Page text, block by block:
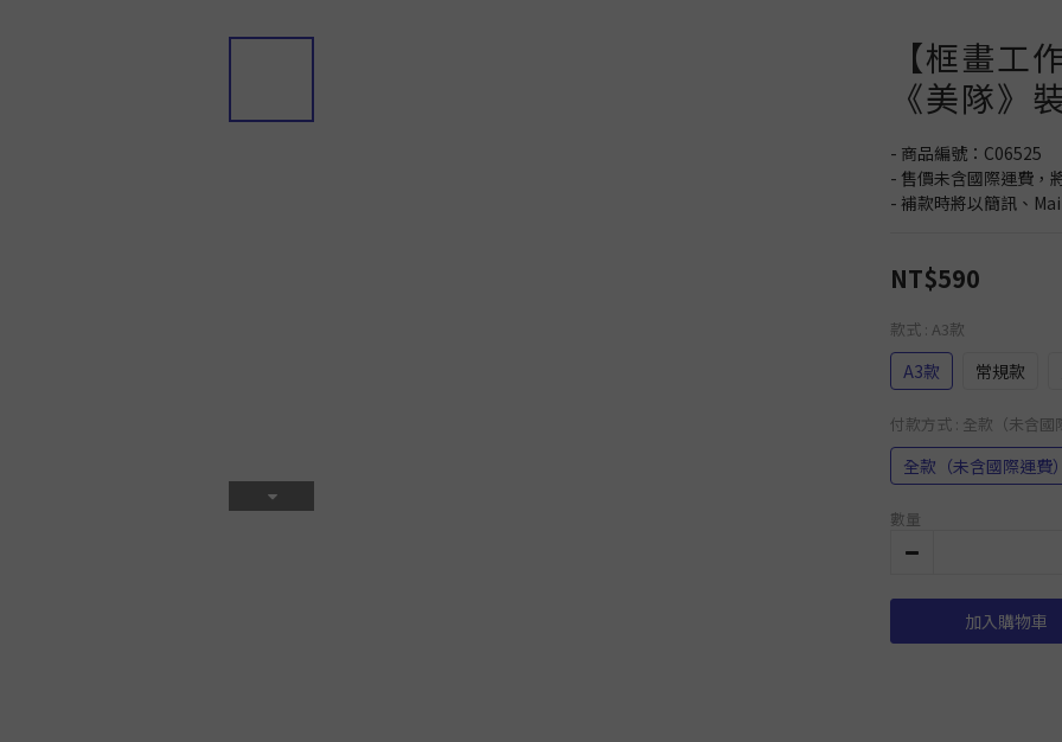
【框畫工
《美隊》
- 商品編號：C06525
- 售價未含國際運費，
- 補款時將以簡訊、
NT$590
款式 : A3款
A3款 常規款
付款方式 : 全款（未含國
全款（未含國際運費
數量
加入購物車